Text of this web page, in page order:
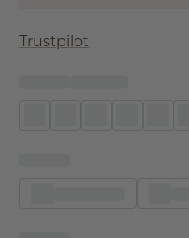
Trustpilot